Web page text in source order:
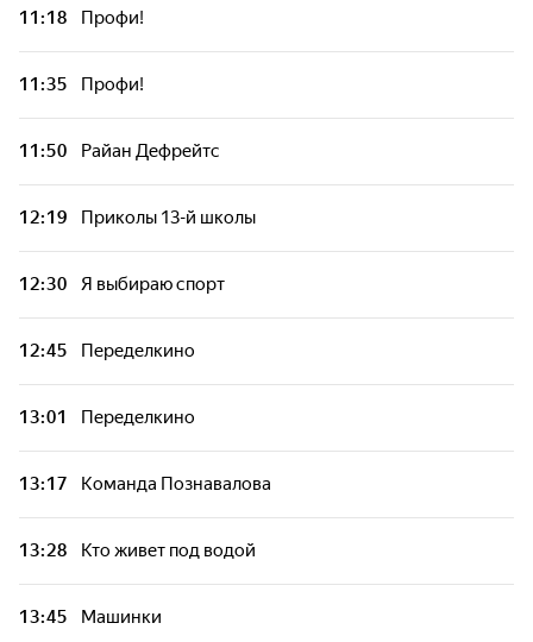
11:18 Профи!
11:35 Профи!
11:50 Райан Дефрейтс
12:19 Приколы 13-й школы
12:30 Я выбираю спорт
12:45 Переделкино
13:01 Переделкино
13:17 Команда Познавалова
13:28 Кто живет под водой
13:45 Машинки